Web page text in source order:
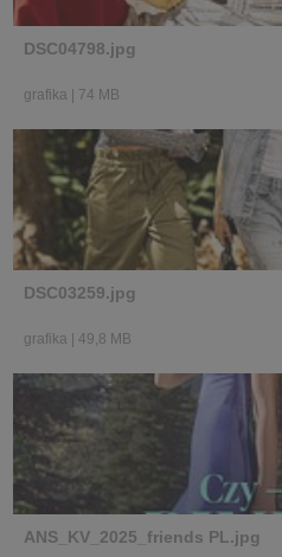
DSC04798.jpg
grafika 74 MB
DSC03259.jpg
grafika 49,8 MB
ANS_KV_2025_friends PL.jpg